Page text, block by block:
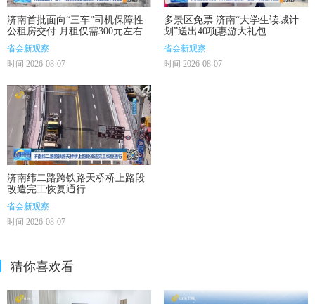
济南首批面向“三车”司机保障性
公租房交付 月租仅需300元左右
省会新观察
时间 2026-08-07
多景区免票 济南“大学生读城计
划”送出40项惠游大礼包
省会新观察
时间 2026-08-07
济南纬二路跨铁路天桥桥上路段
改造完工恢复通行
省会新观察
时间 2026-08-07
猜你喜欢看